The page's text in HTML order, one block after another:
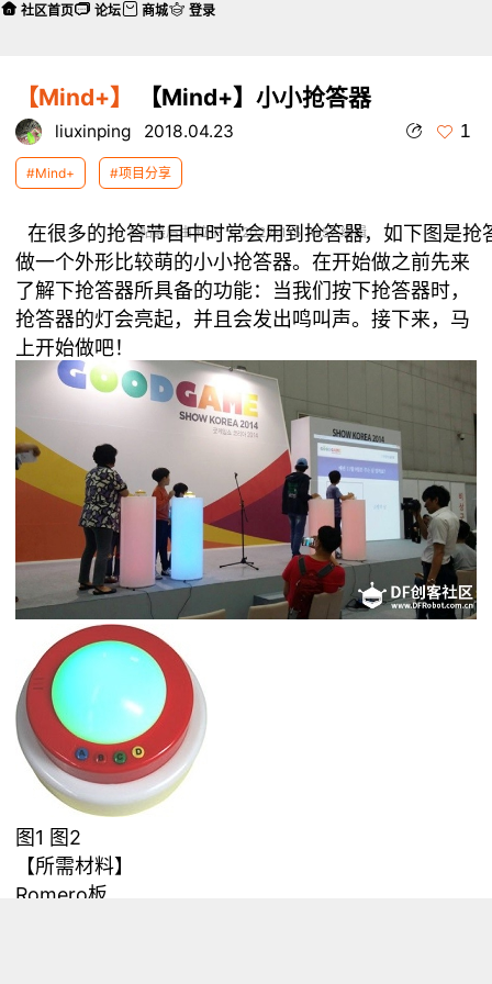
【Mind+】 【Mind+】小小抢答器
liuxinping 2018.04.23 1
#Mind+ #项目分享
本帖最后由 粒子 于 2022-1-5 16:57 编辑
做一个外形比较萌的小小抢答器。在开始做之前先来
了解下抢答器所具备的功能：当我们按下抢答器时，
抢答器的灯会亮起，并且会发出鸣叫声。接下来，马
上开始做吧！
图1 图2
【所需材料】
Romero板
社区首页 论坛 商城 登录